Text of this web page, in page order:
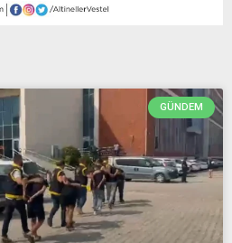
GÜNDEM